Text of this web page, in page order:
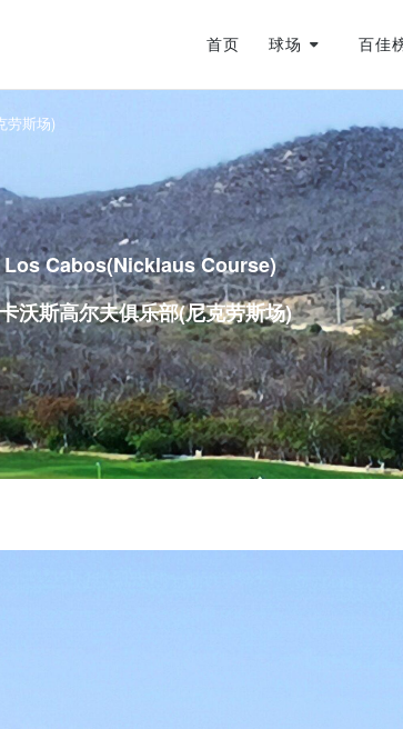
首页 球场 百佳
劳斯场)
Cabos(Nicklaus Course)
沃斯高尔夫俱乐部(尼克劳斯场)